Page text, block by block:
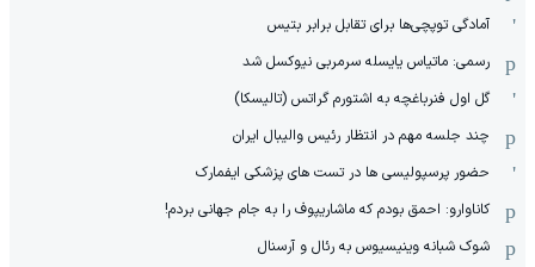
آمادگی توپچی‌ها برای تقابل برابر بتیس
رسمی: ماتیاس یایسله سرمربی نیوکسل شد
گل اول فنرباغچه به اشتورم گراتس (تالیسکا)
چند جلسه مهم در انتظار رئیس والیبال ایران
حضور پرسپولیسی ها در تست های پزشکی ایفمارک
کاناوارو: احمق بودم که ماشاریپوف را به جام جهانی بردم!
شوک شبانه وینیسیوس به رئال و آرسنال